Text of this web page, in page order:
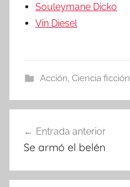
Souleymane Dicko
Vin Diesel
Acción, Ciencia ficción
Navegación
de
entradas
Entrada anterior
Se armó el belén